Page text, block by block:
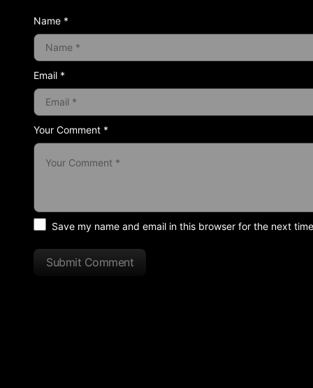
Your Comment *
Name *
Email *
Save my name and email in this browser for the next
Submit Comment